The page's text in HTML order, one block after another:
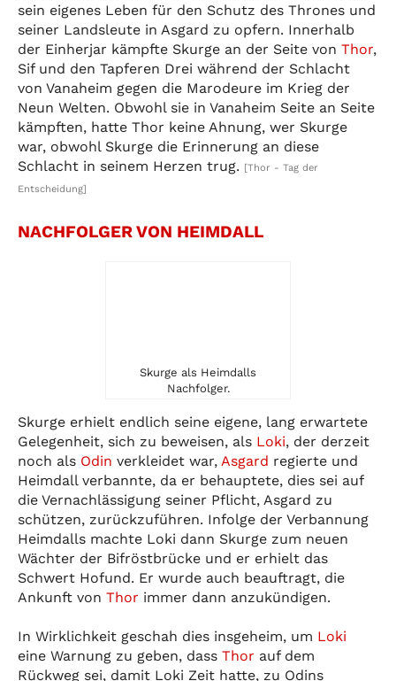
sein eigenes Leben für den Schutz des Thrones und
seiner Landsleute in Asgard zu opfern. Innerhalb
der Einherjar kämpfte Skurge an der Seite von Thor,
Sif und den Tapferen Drei während der Schlacht
von Vanaheim gegen die Marodeure im Krieg der
Neun Welten. Obwohl sie in Vanaheim Seite an Seite
kämpften, hatte Thor keine Ahnung, wer Skurge
war, obwohl Skurge die Erinnerung an diese
Schlacht in seinem Herzen trug. [Thor - Tag der
Entscheidung]
NACHFOLGER VON HEIMDALL
Skurge als Heimdalls
Nachfolger.
Skurge erhielt endlich seine eigene, lang erwartete
Gelegenheit, sich zu beweisen, als Loki, der derzeit
noch als Odin verkleidet war, Asgard regierte und
Heimdall verbannte, da er behauptete, dies sei auf
die Vernachlässigung seiner Pflicht, Asgard zu
schützen, zurückzuführen. Infolge der Verbannung
Heimdalls machte Loki dann Skurge zum neuen
Wächter der Bifröstbrücke und er erhielt das
Schwert Hofund. Er wurde auch beauftragt, die
Ankunft von Thor immer dann anzukündigen.
In Wirklichkeit geschah dies insgeheim, um Loki
eine Warnung zu geben, dass Thor auf dem
Rückweg sei, damit Loki Zeit hatte, zu Odins